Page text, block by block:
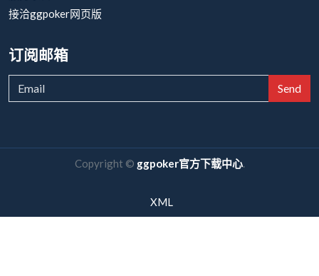
接洽ggpoker网页版
订阅邮箱
Send
Copyright © ggpoker官方下载中心.
XML